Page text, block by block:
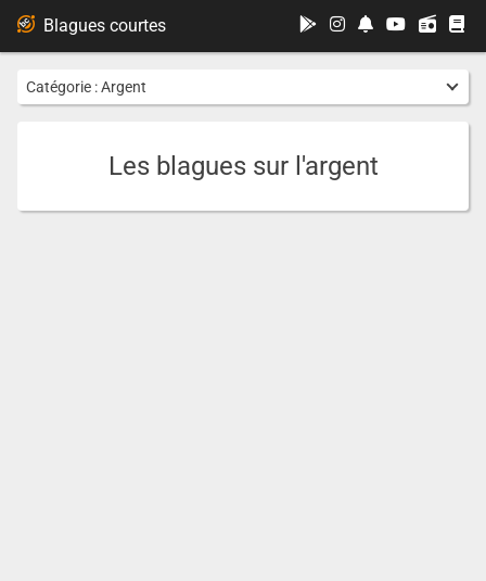
Catégorie :Argent
Les blagues sur l'argent
Blagues courtes